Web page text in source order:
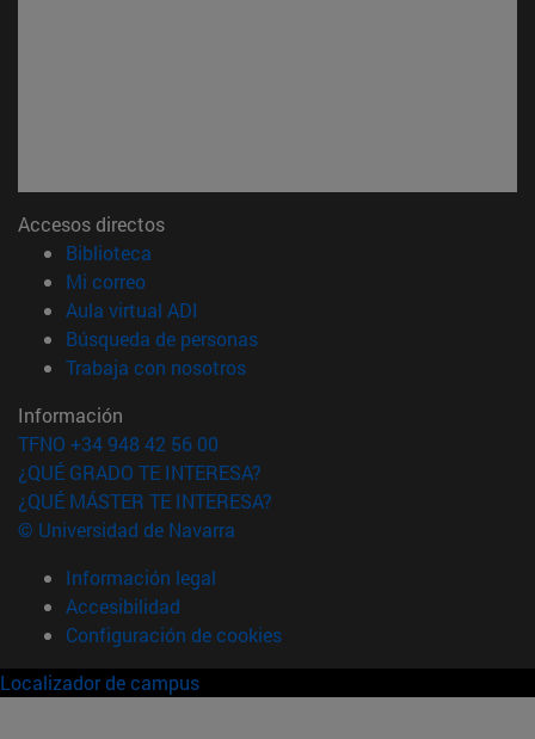
Accesos directos
Biblioteca
Mi correo(abre en nueva ventana)
Aula virtual ADI
Búsqueda de personas(abre en nueva ventana)
Trabaja con nosotros(abre en nueva ventana)
Información
TFNO +34 948 42 56 00
¿QUÉ GRADO TE INTERESA?
¿QUÉ MÁSTER TE INTERESA?
© Universidad de Navarra
Información legal
Accesibilidad
Configuración de cookies
Localizador de campus